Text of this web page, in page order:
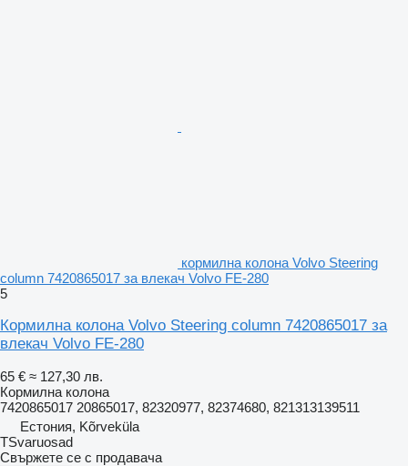
кормилна колона Volvo Steering
column 7420865017 за влекач Volvo FE-280
5
Кормилна колона Volvo Steering column 7420865017 за
влекач Volvo FE-280
65 € ≈ 127,30 лв.
Кормилна колона
7420865017 20865017, 82320977, 82374680, 821313139511
Естония, Kõrveküla
TSvaruosad
Свържете се с продавача